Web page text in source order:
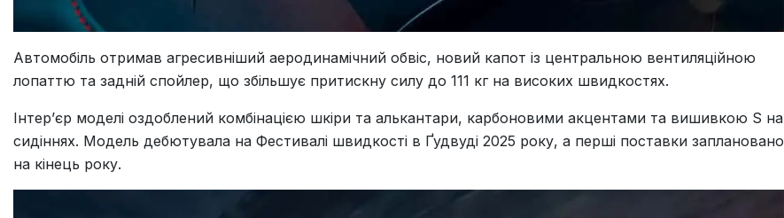
Автомобіль отримав агресивніший аеродинамічний обвіс, новий капот із центральною вентиляційною
лопаттю та задній спойлер, що збільшує притискну силу до 111 кг на високих швидкостях.
Інтер’єр моделі оздоблений комбінацією шкіри та алькантари, карбоновими акцентами та вишивкою S на
сидіннях. Модель дебютувала на Фестивалі швидкості в Ґудвуді 2025 року, а перші поставки заплановано
на кінець року.